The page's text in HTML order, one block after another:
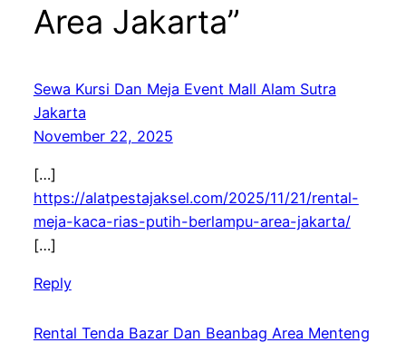
Area Jakarta”
Sewa Kursi Dan Meja Event Mall Alam Sutra
Jakarta
November 22, 2025
[…]
https://alatpestajaksel.com/2025/11/21/rental-
meja-kaca-rias-putih-berlampu-area-jakarta/
[…]
Reply
Rental Tenda Bazar Dan Beanbag Area Menteng